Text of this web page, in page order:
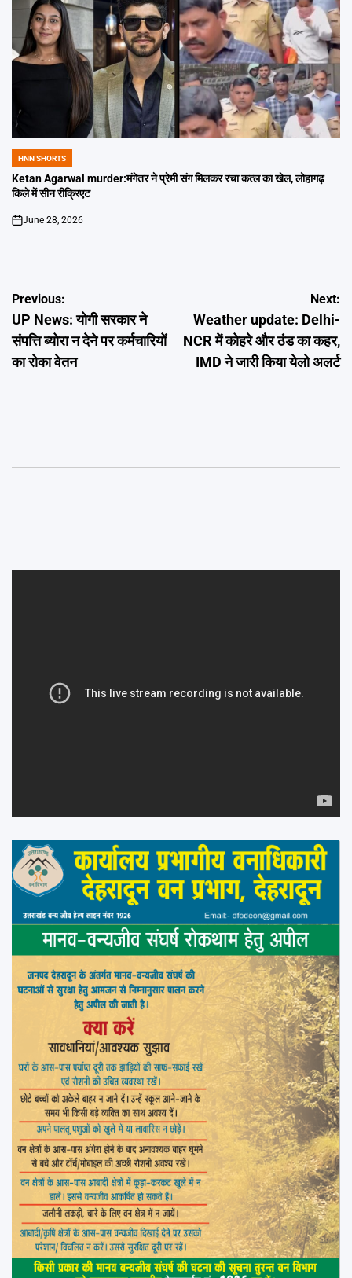
POSTED
IN
HNN SHORTS
Ketan Agarwal murder:मंगेतर ने प्रेमी संग मिलकर रचा कत्ल का खेल, लोहागढ़
किले में सीन रीक्रिएट
on
June 28, 2026
Post
navigation
Previous:
UP News: योगी सरकार ने
संपत्ति ब्योरा न देने पर कर्मचारियों
का रोका वेतन
Next:
Weather update: Delhi-
NCR में कोहरे और ठंड का कहर,
IMD ने जारी किया येलो अलर्ट